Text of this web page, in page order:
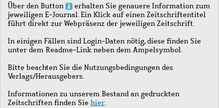
Über den Button
erhalten Sie genauere Information zum
jeweiligen E-Journal. Ein Klick auf einen Zeitschriftentitel
führt direkt zur Webpräsenz der jeweiligen Zeitschrift.
In einigen Fällen sind Login-Daten nötig, diese finden Sie
unter dem Readme-Link neben dem Ampelsymbol.
Bitte beachten Sie die Nutzungsbedingungen des
Verlags/Herausgebers.
Informationen zu unserem Bestand an gedruckten
Zeitschriften finden Sie hier.